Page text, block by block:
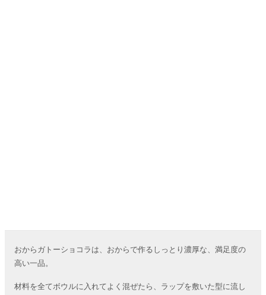
おからガトーショコラは、おからで作るしっとり濃厚な、満足度の
高い一品。
材料を全てボウルに入れてよく混ぜたら、ラップを敷いた型に流し